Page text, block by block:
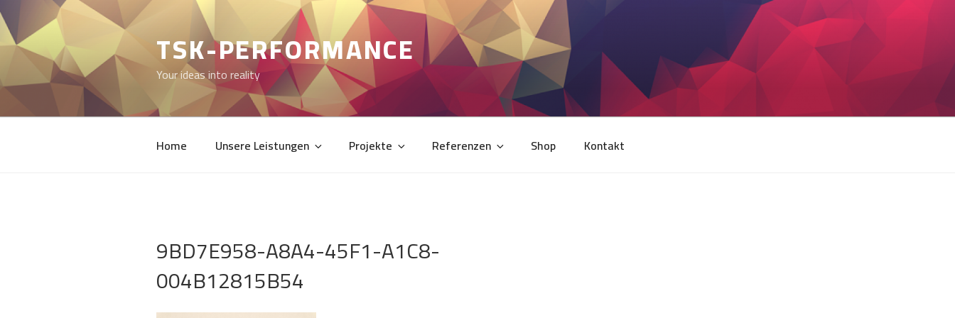
Zum
Inhalt
springen
TSK-PERFORMANCE
Your ideas into reality
Home Unsere Leistungen Projekte Referenzen Shop Kontakt
9BD7E958-A8A4-45F1-A1C8-
004B12815B54